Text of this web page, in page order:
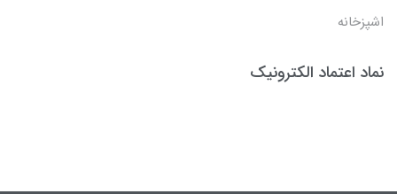
اشپزخانه
نماد اعتماد الکترونیک